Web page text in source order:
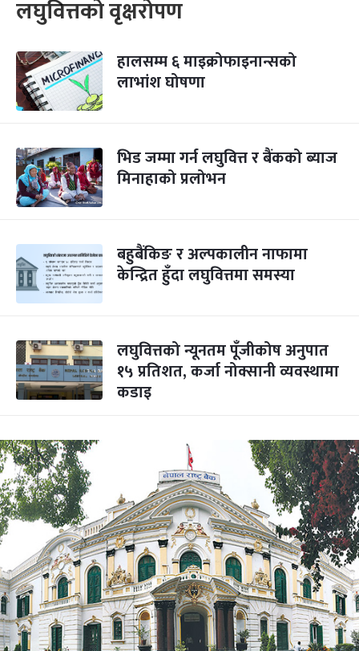
लघुवित्तको वृक्षरोपण
हालसम्म ६ माइक्रोफाइनान्सको
लाभांश घोषणा
भिड जम्मा गर्न लघुवित्त र बैंकको ब्याज
मिनाहाको प्रलोभन
बहुबैंकिङ र अल्पकालीन नाफामा
केन्द्रित हुँदा लघुवित्तमा समस्या
लघुवित्तको न्यूनतम पूँजीकोष अनुपात
१५ प्रतिशत, कर्जा नोक्सानी व्यवस्थामा
कडाइ